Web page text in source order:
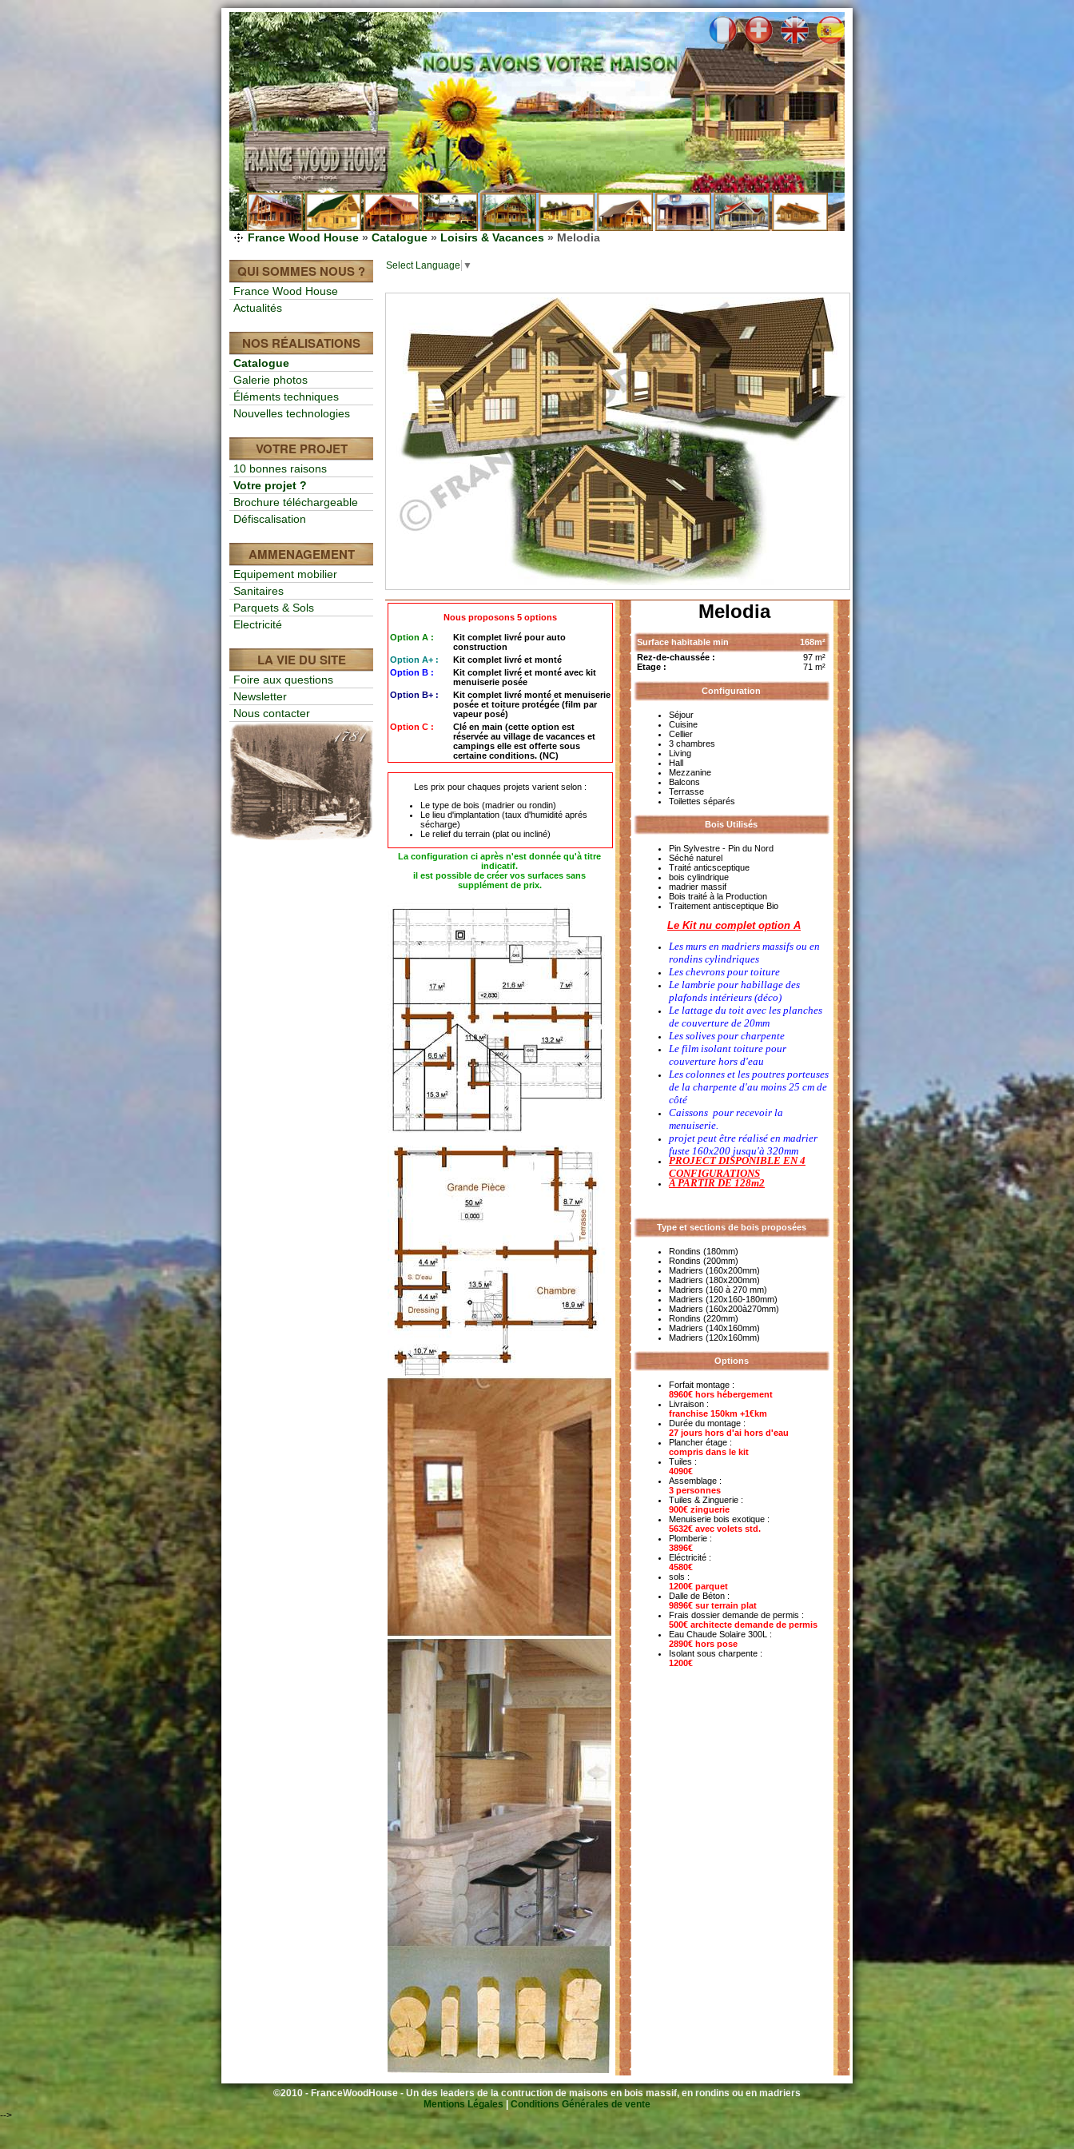
France Wood House » Catalogue » Loisirs & Vacances » Melodia
QUI SOMMES NOUS ?
France Wood House
Actualités
NOS RÉALISATIONS
Catalogue
Galerie photos
Éléments techniques
Nouvelles technologies
VOTRE PROJET
10 bonnes raisons
Votre projet ?
Brochure téléchargeable
Défiscalisation
AMMENAGEMENT
Equipement mobilier
Sanitaires
Parquets & Sols
Electricité
LA VIE DU SITE
Foire aux questions
Newsletter
Nous contacter
Select Language ▼
Nous proposons 5 options
Option A :
Kit complet livré pour auto
construction
Option A+ :
Kit complet livré et monté
Option B :
Kit complet livré et monté avec kit
menuiserie posée
Option B+ :
Kit complet livré monté et menuiserie
posée et toiture protégée (film par
vapeur posé)
Option C :
Clé en main (cette option est
réservée au village de vacances et
campings elle est offerte sous
certaine conditions. (NC)
Les prix pour chaques projets varient selon :
Le type de bois (madrier ou rondin)
Le lieu d'implantation (taux d'humidité aprés
sécharge)
Le relief du terrain (plat ou incliné)
La configuration ci après n'est donnée qu'à titre
indicatif.
il est possible de créer vos surfaces sans
supplément de prix.
Melodia
Surface habitable min
168m²
Rez-de-chaussée :
97 m²
Etage :
71 m²
Configuration
Séjour
Cuisine
Cellier
3 chambres
Living
Hall
Mezzanine
Balcons
Terrasse
Toilettes séparés
Bois Utilisés
Pin Sylvestre - Pin du Nord
Séché naturel
Traité anticsceptique
bois cylindrique
madrier massif
Bois traité à la Production
Traitement antisceptique Bio
Le Kit nu complet option A
Les murs en madriers massifs ou en
rondins cylindriques
Les chevrons pour toiture
Le lambrie pour habillage des
plafonds intérieurs (déco)
Le lattage du toit avec les planches
de couverture de 20mm
Les solives pour charpente
Le film isolant toiture pour
couverture hors d'eau
Les colonnes et les poutres porteuses
de la charpente d'au moins 25 cm de
côté
Caissons pour recevoir la
menuiserie.
projet peut être réalisé en madrier
fuste 160x200 jusqu'à 320mm
PROJECT DISPONIBLE EN 4
CONFIGURATIONS
A PARTIR DE 128m2
Type et sections de bois proposées
Rondins (180mm)
Rondins (200mm)
Madriers (160x200mm)
Madriers (180x200mm)
Madriers (160 à 270 mm)
Madriers (120x160-180mm)
Madriers (160x200à270mm)
Rondins (220mm)
Madriers (140x160mm)
Madriers (120x160mm)
Options
Forfait montage :
8960€ hors hébergement
Livraison :
franchise 150km +1€km
Durée du montage :
27 jours hors d'ai hors d'eau
Plancher étage :
compris dans le kit
Tuiles :
4090€
Assemblage :
3 personnes
Tuiles & Zinguerie :
900€ zinguerie
Menuiserie bois exotique :
5632€ avec volets std.
Plomberie :
3896€
Eléctricité :
4580€
sols :
1200€ parquet
Dalle de Béton :
9896€ sur terrain plat
Frais dossier demande de permis :
500€ architecte demande de permis
Eau Chaude Solaire 300L :
2890€ hors pose
Isolant sous charpente :
1200€
©2010 - FranceWoodHouse - Un des leaders de la contruction de maisons en bois massif, en rondins ou en madriers
Mentions Légales
Conditions Générales de vente
-->